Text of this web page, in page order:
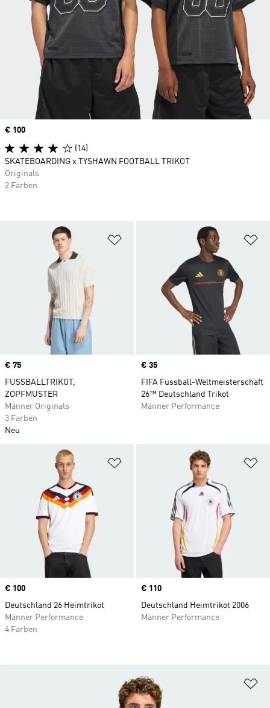
Zur Wunschliste hinzufügen
Price
€ 75
FUSSBALLTRIKOT,
ZOPFMUSTER
Männer Originals
3 Farben
Neu
Price
€ 35
FIFA Fussball-Weltmeisterschaft
26™ Deutschland Trikot
Männer Performance
Zur Wunschliste hinzufügen
Price
€ 100
Deutschland 26 Heimtrikot
Männer Performance
4 Farben
Price
€ 110
Deutschland Heimtrikot 2006
Männer Performance
Price
€ 100
(14)
SKATEBOARDING x TYSHAWN FOOTBALL TRIKOT
Originals
2 Farben